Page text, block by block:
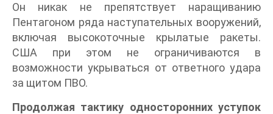
Он никак не препятствует наращиванию
Пентагоном ряда наступательных вооружений,
включая высокоточные крылатые ракеты.
США при этом не ограничиваются в
возможности укрываться от ответного удара
за щитом ПВО.
Продолжая тактику односторонних уступок